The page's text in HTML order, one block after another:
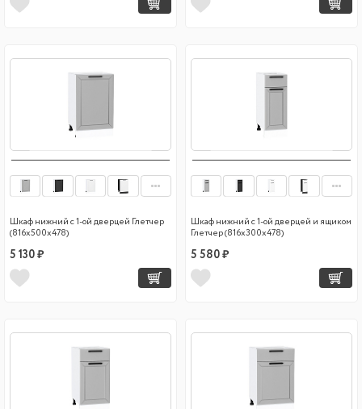
Шкаф нижний с 1-ой дверцей Глетчер
(816х500х478)
5 130 ₽
Шкаф нижний с 1-ой дверцей и ящиком
Глетчер (816х300х478)
5 580 ₽